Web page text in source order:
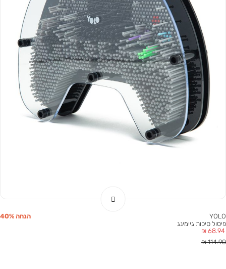
YOLO
הנחה 40%
פיסול סיכות גיימינג
מחיר
מוצר
68.94 ₪
מחיר
114.90 ₪